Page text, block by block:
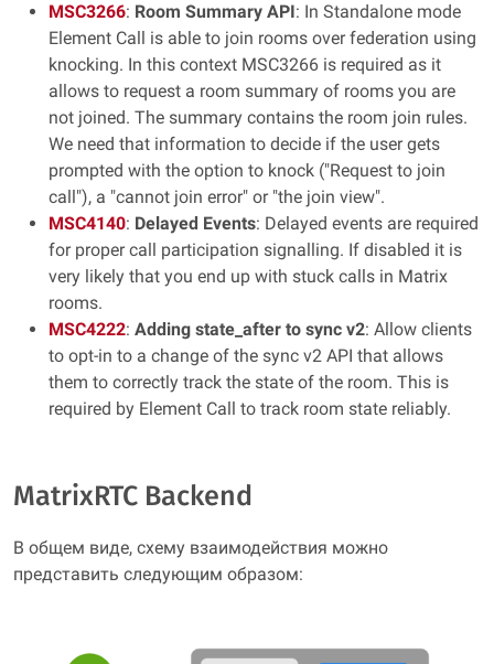
MSC3266: Room Summary API: In Standalone mode
Element Call is able to join rooms over federation using
knocking. In this context MSC3266 is required as it
allows to request a room summary of rooms you are
not joined. The summary contains the room join rules.
We need that information to decide if the user gets
prompted with the option to knock ("Request to join
call"), a "cannot join error" or "the join view".
MSC4140: Delayed Events: Delayed events are required
for proper call participation signalling. If disabled it is
very likely that you end up with stuck calls in Matrix
rooms.
MSC4222: Adding state_after to sync v2: Allow clients
to opt-in to a change of the sync v2 API that allows
them to correctly track the state of the room. This is
required by Element Call to track room state reliably.
MatrixRTC Backend
В общем виде, схему взаимодействия можно
представить следующим образом: